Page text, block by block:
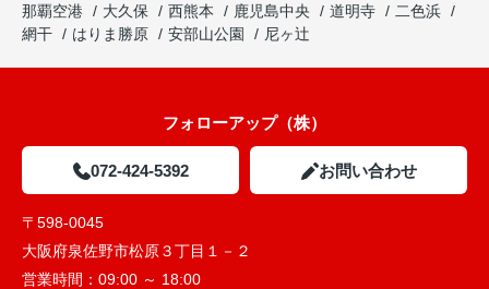
那覇空港
大久保 西熊本 鹿児島中央 道明寺
二色浜
網干
はりま勝原 安部山公園 尼ヶ辻
フォローアップ（株）
072-424-5392 お問い合わせ
〒598-0045
大阪府泉佐野市松原３丁目１－２
営業時間： 09:00 ～ 18:00